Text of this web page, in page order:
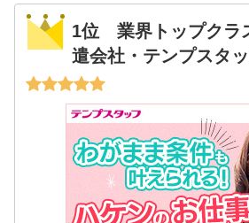
1位 業界トップクラ
遣会社・テンプスタッ